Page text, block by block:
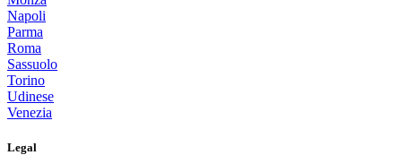
Napoli
Parma
Roma
Sassuolo
Torino
Udinese
Venezia
Legal